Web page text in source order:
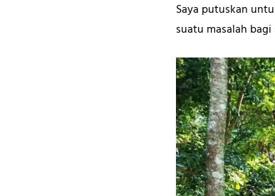
Saya putuskan
suatu masalah